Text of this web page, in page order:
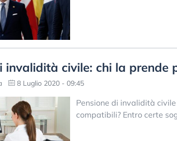
invalidità civile: chi la prende
8 Luglio 2020 - 09:45
Pensione di invalidità
compatibili? Entro certe